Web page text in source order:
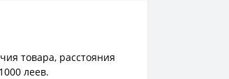
товара, расстояния
леев.